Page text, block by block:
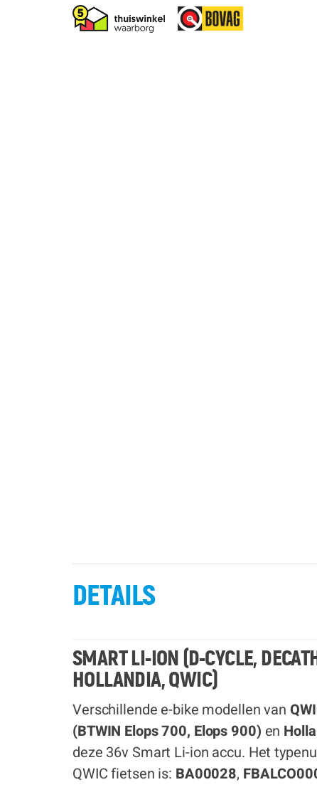
DETAILS
SMART LI-ION (D-CYCLE,
HOLLANDIA, QWIC)
Verschillende e-bike modellen van
(BTWIN Elops 700, Elops 900) en
deze 36v Smart Li-ion accu. Het
QWIC fietsen is: BA00028,